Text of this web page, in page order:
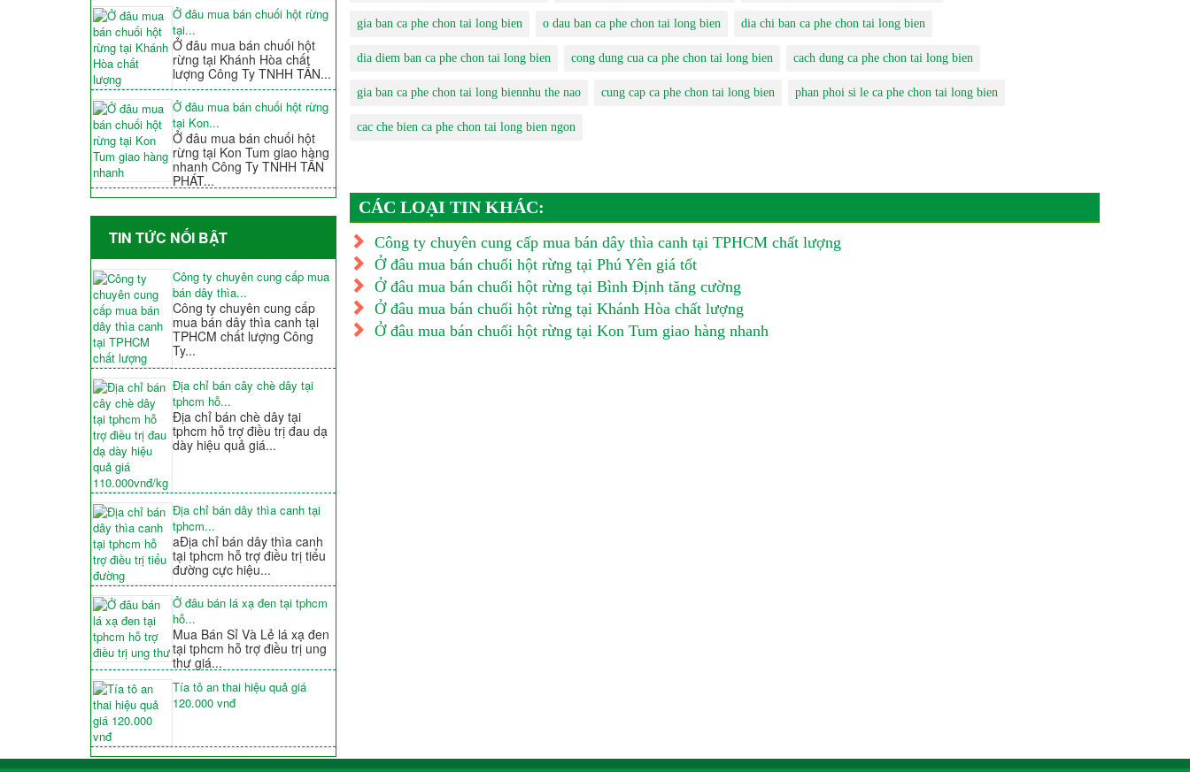
Ở đâu mua bán chuối hột rừng
tại...
Ở đâu mua bán chuối hột
rừng tại Khánh Hòa chất
lượng Công Ty TNHH TẤN...
Ở đâu mua bán chuối hột rừng
tại Kon...
Ở đâu mua bán chuối hột
rừng tại Kon Tum giao hàng
nhanh Công Ty TNHH TẤN
PHÁT...
TIN TỨC NỐI BẬT
Công ty chuyên cung cấp mua
bán dây thìa...
Công ty chuyên cung cấp
mua bán dây thìa canh tại
TPHCM chất lượng Công
Ty...
Địa chỉ bán cây chè dây tại
tphcm hỗ...
Địa chỉ bán chè dây tại
tphcm hỗ trợ điều trị đau dạ
dày hiệu quả giá...
Địa chỉ bán dây thìa canh tại
tphcm...
aĐịa chỉ bán dây thìa canh
tại tphcm hỗ trợ điều trị tiểu
đường cực hiệu...
Ở đâu bán lá xạ đen tại tphcm
hỗ...
Mua Bán Sỉ Và Lẻ lá xạ đen
tại tphcm hỗ trợ điều trị ung
thư giá...
Tía tô an thai hiệu quả giá
120.000 vnđ
gia ban ca phe chon tai long bien o dau ban ca phe chon tai long bien dia chi ban ca phe chon tai long bien
dia diem ban ca phe chon tai long bien cong dung cua ca phe chon tai long bien cach dung ca phe chon tai long bien
gia ban ca phe chon tai long biennhu the nao cung cap ca phe chon tai long bien phan phoi si le ca phe chon tai long bien
cac che bien ca phe chon tai long bien ngon
CÁC LOẠI TIN KHÁC:
Công ty chuyên cung cấp mua bán dây thìa canh tại TPHCM chất lượng
Ở đâu mua bán chuối hột rừng tại Phú Yên giá tốt
Ở đâu mua bán chuối hột rừng tại Bình Định tăng cường
Ở đâu mua bán chuối hột rừng tại Khánh Hòa chất lượng
Ở đâu mua bán chuối hột rừng tại Kon Tum giao hàng nhanh